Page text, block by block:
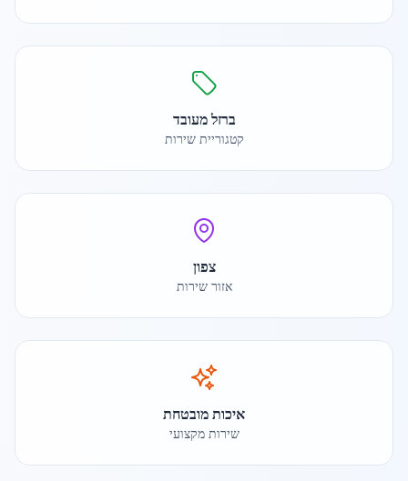
ברזל מעובד
קטגוריית שירות
צפון
אזור שירות
איכות מובטחת
שירות מקצועי